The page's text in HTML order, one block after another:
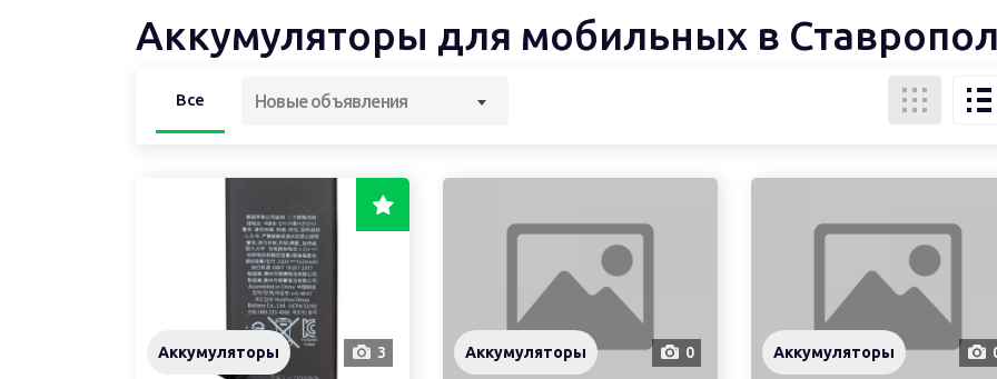
Аккумуляторы для мобильных в
Все Новые объявления
Аккумуляторы 3 Аккумуляторы 0 Аккумуляторы